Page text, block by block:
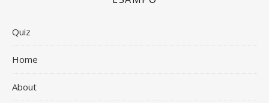
Quiz
Home
About